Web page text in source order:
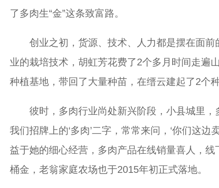
了多肉生“金”这条致富路。
创业之初，货源、技术、人力都是摆在面前
业的栽培技术，胡虹芳花费了2个多月时间走遍
种植基地，带回了大量种苗，在缙云建起了2个
彼时，多肉行业尚处新兴阶段，小县城里，
我们招牌上的‘多肉’二字，常常来问，‘你们这边
益于她的细心经营，多肉产品在线销量喜人，
桶金，老翁家庭农场也于2015年初正式落地。